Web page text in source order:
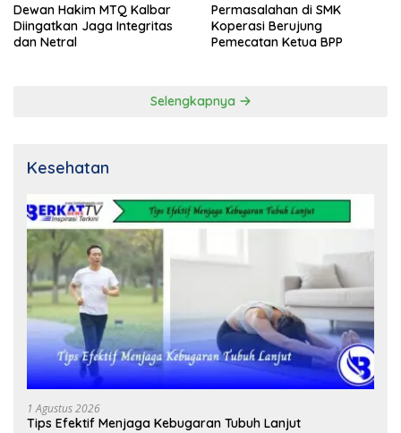
Dewan Hakim MTQ Kalbar
Diingatkan Jaga Integritas
dan Netral
Permasalahan di SMK
Koperasi Berujung
Pemecatan Ketua BPP
Selengkapnya
Kesehatan
1 Agustus 2026
Tips Efektif Menjaga Kebugaran Tubuh Lanjut